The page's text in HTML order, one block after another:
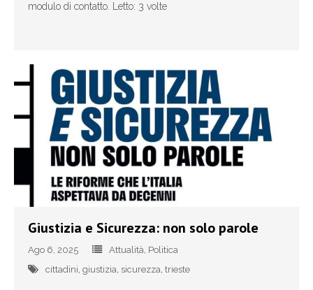
modulo di contatto. Letto: 3 volte
Giustizia e Sicurezza: non solo parole
Ago 6, 2025 Attualità, Politica
cittadini, giustizia, sicurezza, trieste